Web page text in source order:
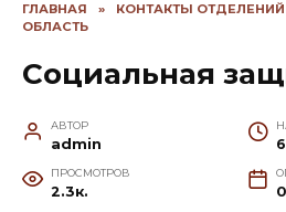
ГЛАВНАЯ » КОНТАКТЫ ОТДЕЛЕНИЙ
ОБЛАСТЬ
Социальная
АВТОР
admin
ПРОСМОТРОВ
2.3к.